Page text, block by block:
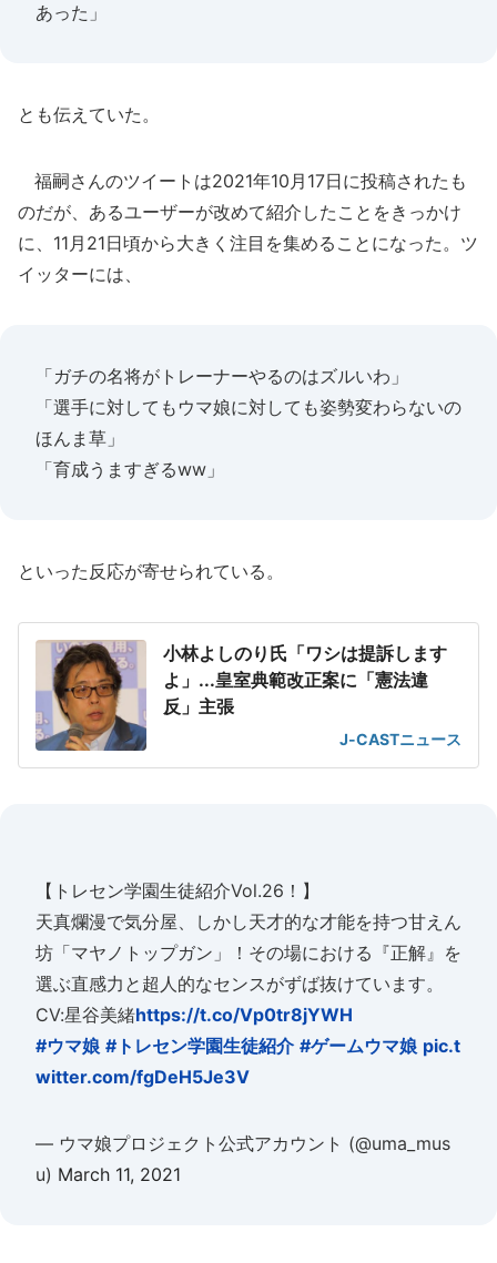
あった」
とも伝えていた。
福嗣さんのツイートは2021年10月17日に投稿されたも
のだが、あるユーザーが改めて紹介したことをきっかけ
に、11月21日頃から大きく注目を集めることになった。ツ
イッターには、
「ガチの名将がトレーナーやるのはズルいわ」
「選手に対してもウマ娘に対しても姿勢変わらないの
ほんま草」
「育成うますぎるww」
といった反応が寄せられている。
小林よしのり氏「ワシは提訴します
よ」...皇室典範改正案に「憲法違
反」主張
J-CASTニュース
【トレセン学園生徒紹介Vol.26！】
天真爛漫で気分屋、しかし天才的な才能を持つ甘えん
坊「マヤノトップガン」！その場における『正解』を
選ぶ直感力と超人的なセンスがずば抜けています。
CV:星谷美緒https://t.co/Vp0tr8jYWH
#ウマ娘 #トレセン学園生徒紹介 #ゲームウマ娘 pic.t
witter.com/fgDeH5Je3V
— ウマ娘プロジェクト公式アカウント (@uma_mus
u) March 11, 2021